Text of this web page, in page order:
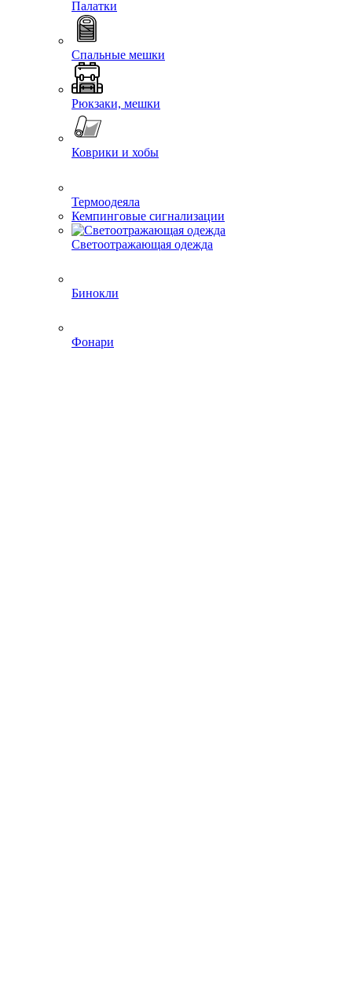
Палатки
Спальные мешки
Рюкзаки, мешки
Коврики и хобы
Термоодеяла
Кемпинговые сигнализации
Светоотражающая одежда
Бинокли
Фонари